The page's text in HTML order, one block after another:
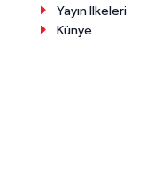
Yayın İlkeleri
Künye